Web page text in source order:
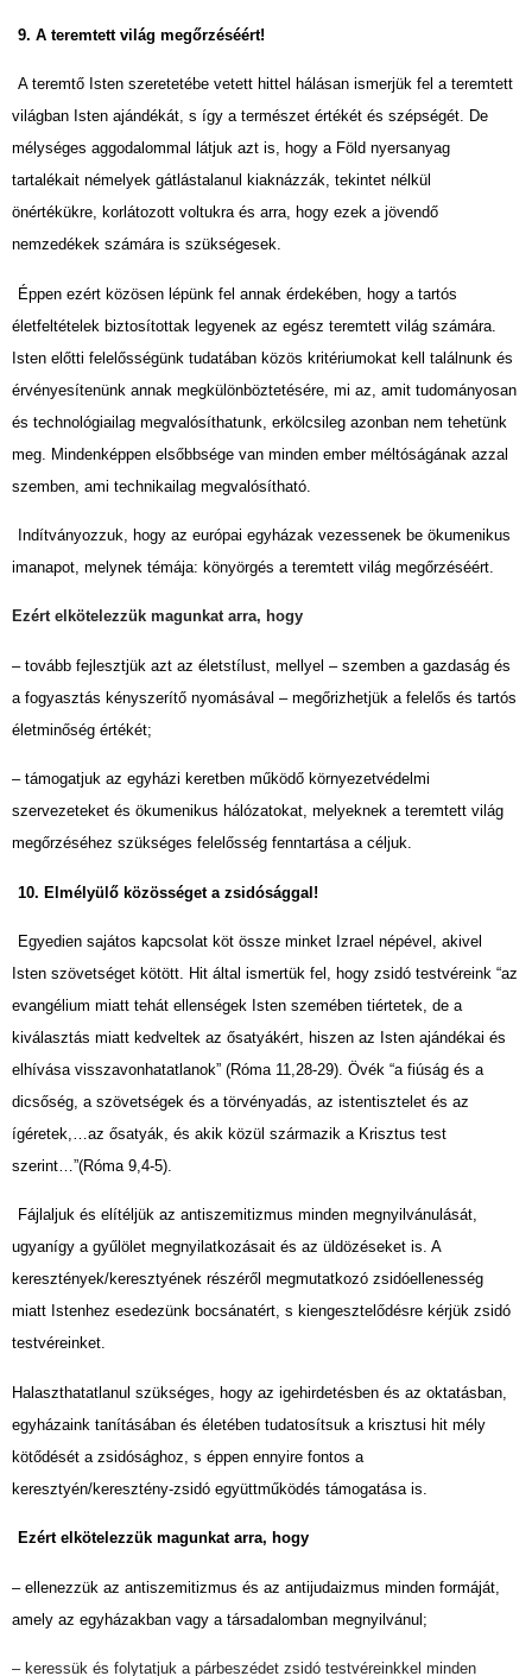
9. A teremtett világ megőrzéséért!
A teremtő Isten szeretetébe vetett hittel hálásan ismerjük fel a teremtett
világban Isten ajándékát, s így a természet értékét és szépségét. De
mélységes aggodalommal látjuk azt is, hogy a Föld nyersanyag
tartalékait némelyek gátlástalanul kiaknázzák, tekintet nélkül
önértékükre, korlátozott voltukra és arra, hogy ezek a jövendő
nemzedékek számára is szükségesek.
Éppen ezért közösen lépünk fel annak érdekében, hogy a tartós
életfeltételek biztosítottak legyenek az egész teremtett világ számára.
Isten előtti felelősségünk tudatában közös kritériumokat kell találnunk és
érvényesítenünk annak megkülönböztetésére, mi az, amit tudományosan
és technológiailag megvalósíthatunk, erkölcsileg azonban nem tehetünk
meg. Mindenképpen elsőbbsége van minden ember méltóságának azzal
szemben, ami technikailag megvalósítható.
Indítványozzuk, hogy az európai egyházak vezessenek be ökumenikus
imanapot, melynek témája: könyörgés a teremtett világ megőrzéséért.
Ezért elkötelezzük magunkat arra, hogy
– tovább fejlesztjük azt az életstílust, mellyel – szemben a gazdaság és
a fogyasztás kényszerítő nyomásával – megőrizhetjük a felelős és tartós
életminőség értékét;
– támogatjuk az egyházi keretben működő környezetvédelmi
szervezeteket és ökumenikus hálózatokat, melyeknek a teremtett világ
megőrzéséhez szükséges felelősség fenntartása a céljuk.
10. Elmélyülő közösséget a zsidósággal!
Egyedien sajátos kapcsolat köt össze minket Izrael népével, akivel
Isten szövetséget kötött. Hit által ismertük fel, hogy zsidó testvéreink “az
evangélium miatt tehát ellenségek Isten szemében tiértetek, de a
kiválasztás miatt kedveltek az ősatyákért, hiszen az Isten ajándékai és
elhívása visszavonhatatlanok” (Róma 11,28-29). Övék “a fiúság és a
dicsőség, a szövetségek és a törvényadás, az istentisztelet és az
ígéretek,…az ősatyák, és akik közül származik a Krisztus test
szerint…”(Róma 9,4-5).
Fájlaljuk és elítéljük az antiszemitizmus minden megnyilvánulását,
ugyanígy a gyűlölet megnyilatkozásait és az üldözéseket is. A
keresztények/keresztyének részéről megmutatkozó zsidóellenesség
miatt Istenhez esedezünk bocsánatért, s kiengesztelődésre kérjük zsidó
testvéreinket.
Halaszthatatlanul szükséges, hogy az igehirdetésben és az oktatásban,
egyházaink tanításában és életében tudatosítsuk a krisztusi hit mély
kötődését a zsidósághoz, s éppen ennyire fontos a
keresztyén/keresztény-zsidó együttműködés támogatása is.
Ezért elkötelezzük magunkat arra, hogy
– ellenezzük az antiszemitizmus és az antijudaizmus minden formáját,
amely az egyházakban vagy a társadalomban megnyilvánul;
– keressük és folytatjuk a párbeszédet zsidó testvéreinkkel minden